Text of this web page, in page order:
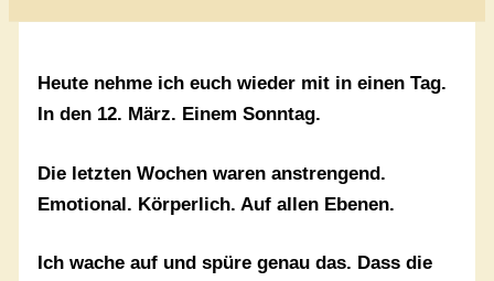
Heute nehme ich euch wieder mit in einen Tag.
In den 12. März. Einem Sonntag.
Die letzten Wochen waren anstrengend.
Emotional. Körperlich. Auf allen Ebenen.
Ich wache auf und spüre genau das. Dass die